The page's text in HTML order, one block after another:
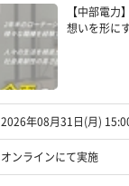
【中部電力
想いを形に
2026年08月31日(月)
オンラインにて実施